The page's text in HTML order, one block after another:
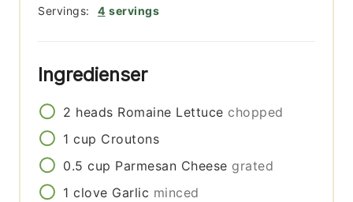
Servings: 4 servings
Ingredienser
2 heads Romaine Lettuce chopped
1 cup Croutons
0.5 cup Parmesan Cheese grated
1 clove Garlic minced